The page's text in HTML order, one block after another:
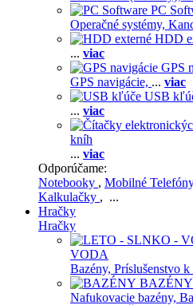
PC
Operačné systémy,
HDD
... viac
GPS
GPS navigácie, ... viac
USB
... viac
kníh
... viac
Odporúčame:
Notebooky , Mobilné
Kalkulačky , ...
Hračky
Hračky
VODA
Bazény, Príslušenstvo k
BAZÉNY
Nafukovacie bazény,